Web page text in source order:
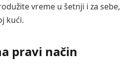
vreme u šetnji i za sebe,
kući.
pravi način